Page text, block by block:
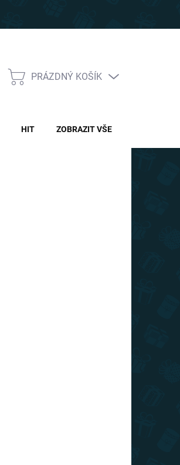
NÁKUPNÍ
PRÁZDNÝ KOŠÍK
HIT ZOBRAZIT VŠE